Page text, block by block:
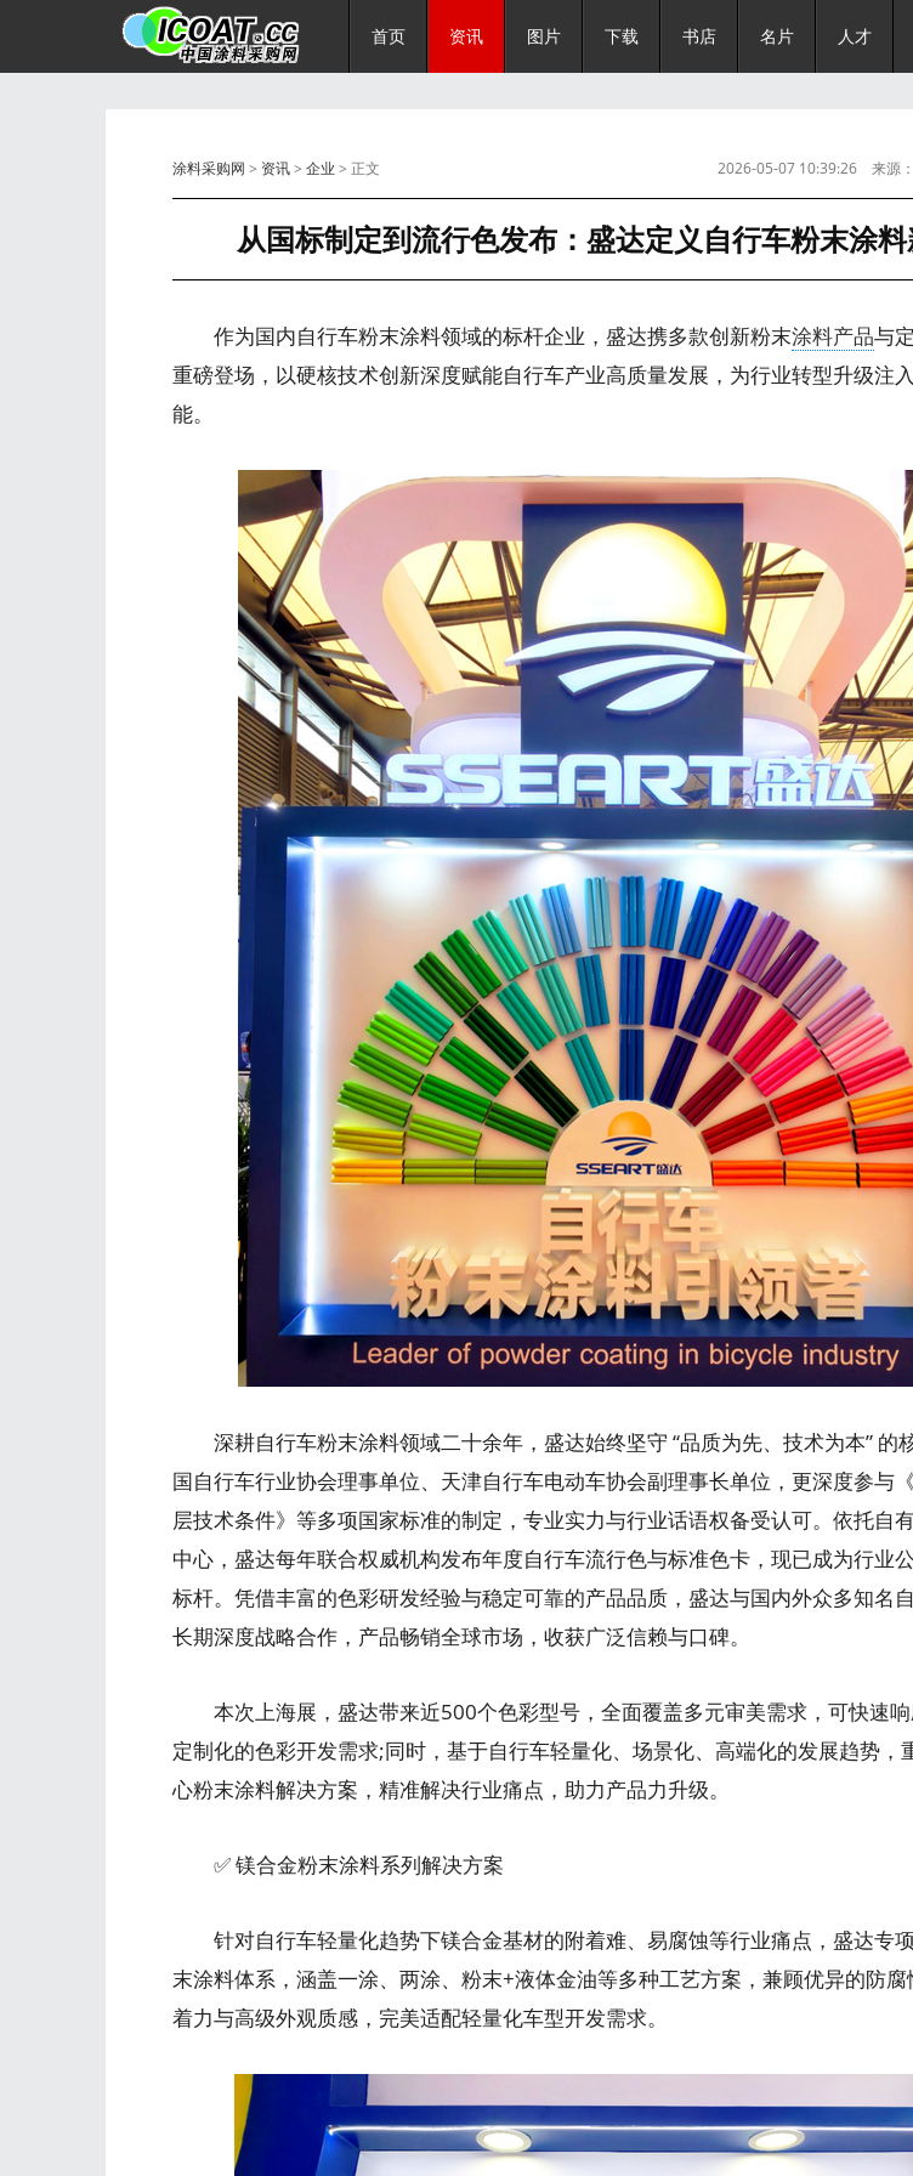
首页 资讯 图片 下载 书店 名片 人才
涂料采购网 > 资讯> 企业 > 正文
2026-05-07 10:39:26 来源
从国标制定到流行色发布：盛达定义自行车粉末涂
作为国内自行车粉末涂料领域的标杆企业，盛达携多款创新粉末涂料产品与
重磅登场，以硬核技术创新深度赋能自行车产业高质量发展，为行业转型升级注
能。
深耕自行车粉末涂料领域二十余年，盛达始终坚守 “品质为先、技术为本” 的
国自行车行业协会理事单位、天津自行车电动车协会副理事长单位，更深度参与
层技术条件》等多项国家标准的制定，专业实力与行业话语权备受认可。依托自
中心，盛达每年联合权威机构发布年度自行车流行色与标准色卡，现已成为行业
标杆。凭借丰富的色彩研发经验与稳定可靠的产品品质，盛达与国内外众多知名
长期深度战略合作，产品畅销全球市场，收获广泛信赖与口碑。
本次上海展，盛达带来近500个色彩型号，全面覆盖多元审美需求，可快速响
定制化的色彩开发需求;同时，基于自行车轻量化、场景化、高端化的发展趋势，
心粉末涂料解决方案，精准解决行业痛点，助力产品力升级。
✅ 镁合金粉末涂料系列解决方案
针对自行车轻量化趋势下镁合金基材的附着难、易腐蚀等行业痛点，盛达专
末涂料体系，涵盖一涂、两涂、粉末+液体金油等多种工艺方案，兼顾优异的防
着力与高级外观质感，完美适配轻量化车型开发需求。